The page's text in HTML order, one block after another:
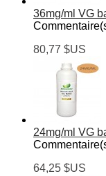
36mg/ml VG
80,77 $US
24mg/ml VG
64,25 $US